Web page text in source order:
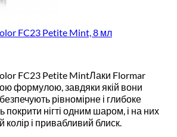
FC23 Petite Mint, 8 мл
FC23 Petite MintЛаки Flormar
формулою, завдяки якій вони
рівномірне і глибоке
нігті одним шаром, і на них
колір і привабливий блиск.